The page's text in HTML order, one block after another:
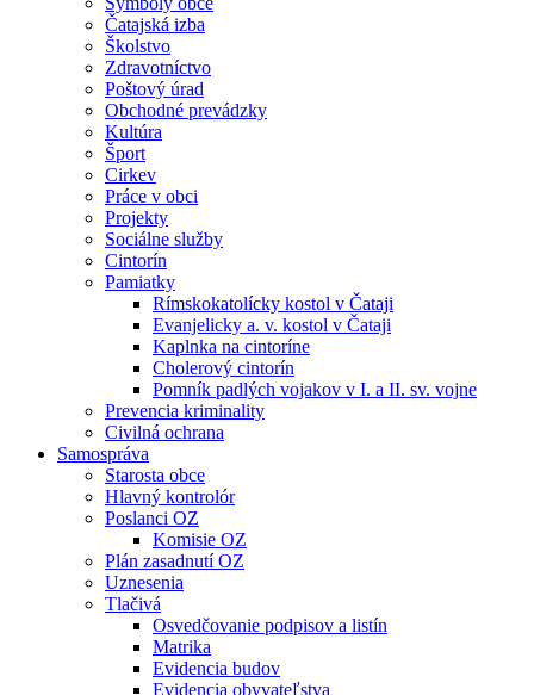
Čatajská izba
Školstvo
Zdravotníctvo
Poštový úrad
Obchodné prevádzky
Kultúra
Šport
Cirkev
Práce v obci
Projekty
Sociálne služby
Cintorín
Pamiatky
Rímskokatolícky kostol v Čataji
Evanjelicky a. v. kostol v Čataji
Kaplnka na cintoríne
Cholerový cintorín
Pomník padlých vojakov v I. a II. sv. vojne
Prevencia kriminality
Civilná ochrana
Samospráva
Starosta obce
Hlavný kontrolór
Poslanci OZ
Komisie OZ
Plán zasadnutí OZ
Uznesenia
Tlačivá
Osvedčovanie podpisov a listín
Matrika
Evidencia budov
Evidencia obyvateľstva